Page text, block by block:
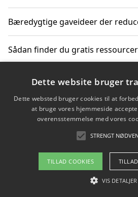
Bæredygtige gaveideer der
Sådan finder du gratis
Hvordan gadgets til hjemmet kan
Copyright 2026 -
Om / kontakt
Blog
Dette website bruger
Dette websted bruger cookies til at
at bruge vores hjemmeside
overensstemmelse med vores
STRENGT
TILLAD COOKIES
VIS DETALJER